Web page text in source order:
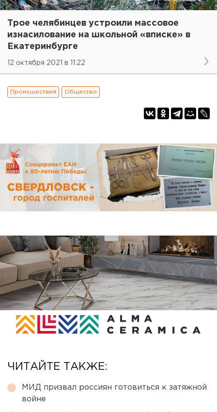
Трое челябинцев устроили массовое
изнасилование на школьной «вписке» в
Екатеринбурге
12 октября 2021 в 11:22
Происшествия Общество
ЧИТАЙТЕ ТАКЖЕ:
МИД призвал россиян готовиться к затяжной
войне